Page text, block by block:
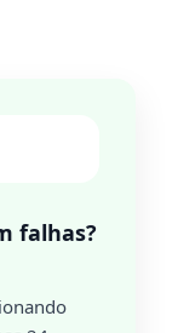
falhas?